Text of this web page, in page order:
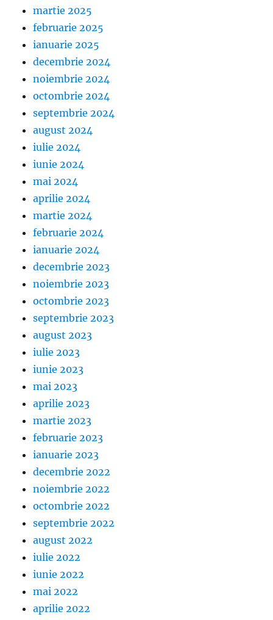
martie 2025
februarie 2025
ianuarie 2025
decembrie 2024
noiembrie 2024
octombrie 2024
septembrie 2024
august 2024
iulie 2024
iunie 2024
mai 2024
aprilie 2024
martie 2024
februarie 2024
ianuarie 2024
decembrie 2023
noiembrie 2023
octombrie 2023
septembrie 2023
august 2023
iulie 2023
iunie 2023
mai 2023
aprilie 2023
martie 2023
februarie 2023
ianuarie 2023
decembrie 2022
noiembrie 2022
octombrie 2022
septembrie 2022
august 2022
iulie 2022
iunie 2022
mai 2022
aprilie 2022